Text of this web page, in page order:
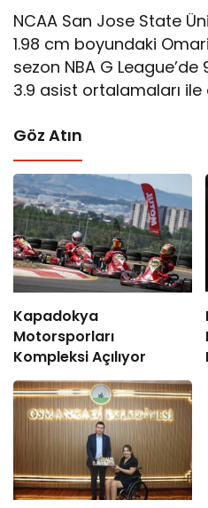
NCAA San Jose State
1.98 cm boyundaki
sezon NBA G
3.9 asist ortalamaları ile
Göz Atın
Kapadokya
Motorsporları
Kompleksi Açılıyor